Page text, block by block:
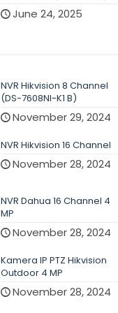
June 24, 2025
NVR Hikvision 8 Channel
(DS-7608NI-K1 B)
November 29, 2024
NVR Hikvision 16 Channel
November 28, 2024
NVR Dahua 16 Channel 4
MP
November 28, 2024
Kamera IP PTZ Hikvision
Outdoor 4 MP
November 28, 2024